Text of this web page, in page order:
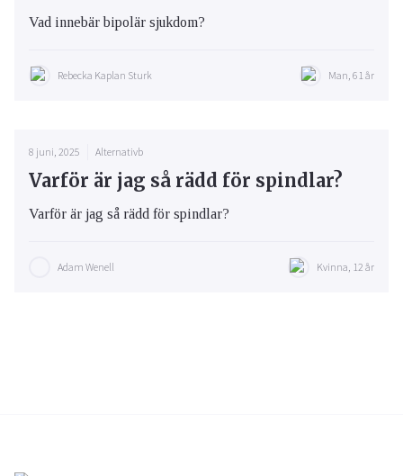
Vad innebär bipolär sjukdom?
Rebecka Kaplan Sturk Man, 61 år
8 juni, 2025 Alternativb
Varför är jag så rädd för spindlar?
Varför är jag så rädd för spindlar?
Adam Wenell Kvinna, 12 år